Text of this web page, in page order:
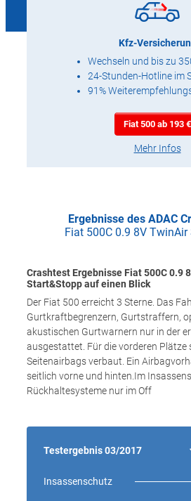
Kfz-
Wechseln und bis zu
24-Stunden-Hotline im
91%
Fiat 500 ab 193 €
Mehr Infos
Ergebnisse des ADAC
Fiat 500C 0.9 8V
Crashtest Ergebnisse Fiat 500C 0.9
Start&Stopp auf einen Blick
Der Fiat 500 erreicht 3 Sterne. Das
Gurtkraftbegrenzern, Gurtstraffern,
akustischen Gurtwarnern nur in der
ausgestattet. Für die vorderen Plätze
Seitenairbags verbaut. Ein
seitlich vorne und hinten.Im
Rückhaltesysteme nur im Off
Testergebnis 03/2017
Insassenschutz